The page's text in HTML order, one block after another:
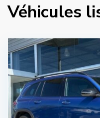
Véhicules